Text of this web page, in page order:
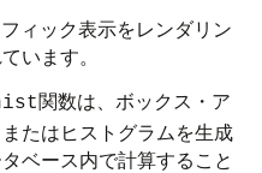
ィック表示をレンダリン
います。
関数は、ボックス・ア
たはヒストグラムを生成
ベース内で計算すること